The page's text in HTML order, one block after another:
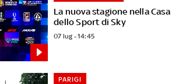
La nuova stagione nella Casa
dello Sport di Sky
07 lug - 14:45
PARIGI